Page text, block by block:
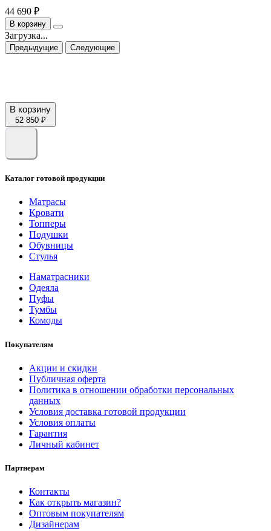
44 690 ₽
В корзину
Загрузка...
Предыдущие Следующие
В корзину
52 850 ₽
Каталог готовой продукции
Матрасы
Кровати
Топперы
Подушки
Обувницы
Стулья
Наматрасники
Одеяла
Пуфы
Тумбы
Комоды
Покупателям
Акции и скидки
Публичная оферта
Политика в отношении обработки персональных
данных
Условия доставка готовой продукции
Условия оплаты
Гарантия
Личный кабинет
Партнерам
Контакты
Как открыть магазин?
Оптовым покупателям
Дизайнерам